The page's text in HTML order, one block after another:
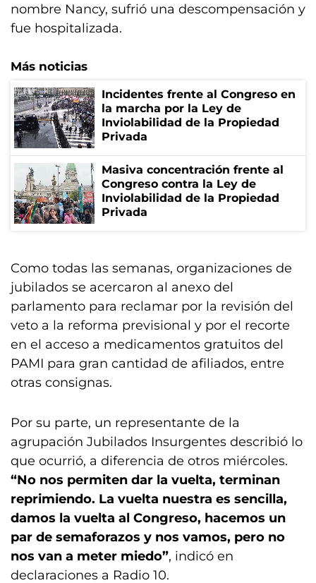
nombre Nancy, sufrió una descompensación y
fue hospitalizada.
Más noticias
Incidentes frente al Congreso en
la marcha por la Ley de
Inviolabilidad de la Propiedad
Privada
Masiva concentración frente al
Congreso contra la Ley de
Inviolabilidad de la Propiedad
Privada
Como todas las semanas, organizaciones de
jubilados se acercaron al anexo del
parlamento para reclamar por la revisión del
veto a la reforma previsional y por el recorte
en el acceso a medicamentos gratuitos del
PAMI para gran cantidad de afiliados, entre
otras consignas.
Por su parte, un representante de la
agrupación Jubilados Insurgentes describió lo
que ocurrió, a diferencia de otros miércoles.
“No nos permiten dar la vuelta, terminan
reprimiendo. La vuelta nuestra es sencilla,
damos la vuelta al Congreso, hacemos un
par de semaforazos y nos vamos, pero no
nos van a meter miedo”, indicó en
declaraciones a Radio 10.